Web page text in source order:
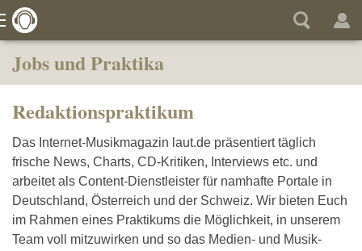
Jobs und Praktika
Redaktionspraktikum
Das Internet-Musikmagazin laut.de präsentiert täglich
frische News, Charts, CD-Kritiken, Interviews etc. und
arbeitet als Content-Dienstleister für namhafte Portale in
Deutschland, Österreich und der Schweiz. Wir bieten Euch
im Rahmen eines Praktikums die Möglichkeit, in unserem
Team voll mitzuwirken und so das Medien- und Musik-